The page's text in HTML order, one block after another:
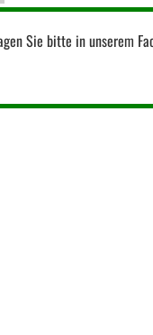
Sie bitte in unserem